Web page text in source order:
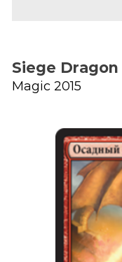
Siege Dragon
Magic 2015